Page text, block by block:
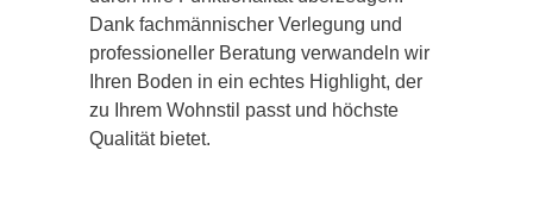
Dank fachmännischer Verlegung und
professioneller Beratung verwandeln wir
Ihren Boden in ein echtes Highlight, der
zu Ihrem Wohnstil passt und höchste
Qualität bietet.